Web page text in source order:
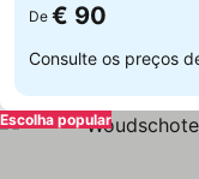
De € 90
Consulte os preços
Escolha popular